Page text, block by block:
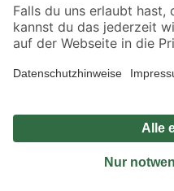
Alle Preisangaben in EUR inkl. gesetzl.
Umständen nicht in allen Märkten
Produkte nur solange der Vorrat reicht.
*Paketversand ab 59 € versandkostenfrei,
Privatsphäre
Nutzungsbedingungen